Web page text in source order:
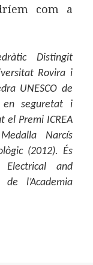
com a
Distingit
Rovira i
UNESCO de
en seguretat i
el Premi ICREA
Narcís
(2012). És
and
l’Academia